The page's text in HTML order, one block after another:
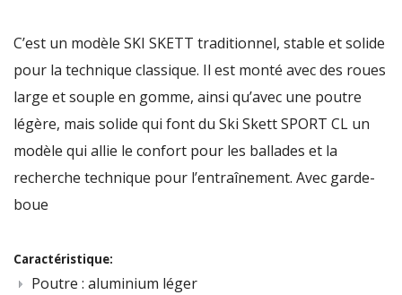
C’est un modèle SKI SKETT traditionnel, stable et solide
pour la technique classique. Il est monté avec des roues
large et souple en gomme, ainsi qu’avec une poutre
légère, mais solide qui font du Ski Skett SPORT CL un
modèle qui allie le confort pour les ballades et la
recherche technique pour l’entraînement. Avec garde-
boue
Caractéristique:
Poutre : aluminium léger